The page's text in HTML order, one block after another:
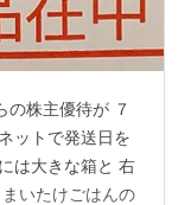
の株主優待が ７
ットで発送日を
は大きな箱と 右
いたけごはんの